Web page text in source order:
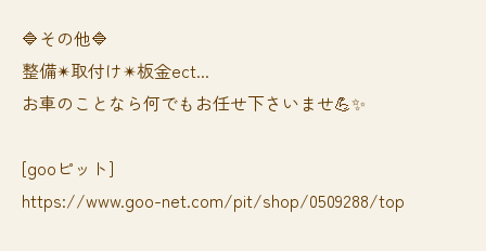
🔷その他🔷
整備✴︎取付け✴︎板金ect...
お車のことなら何でもお任せ下さいませ💪✨
[gooピット]
https://www.goo-net.com/pit/shop/0509288/top